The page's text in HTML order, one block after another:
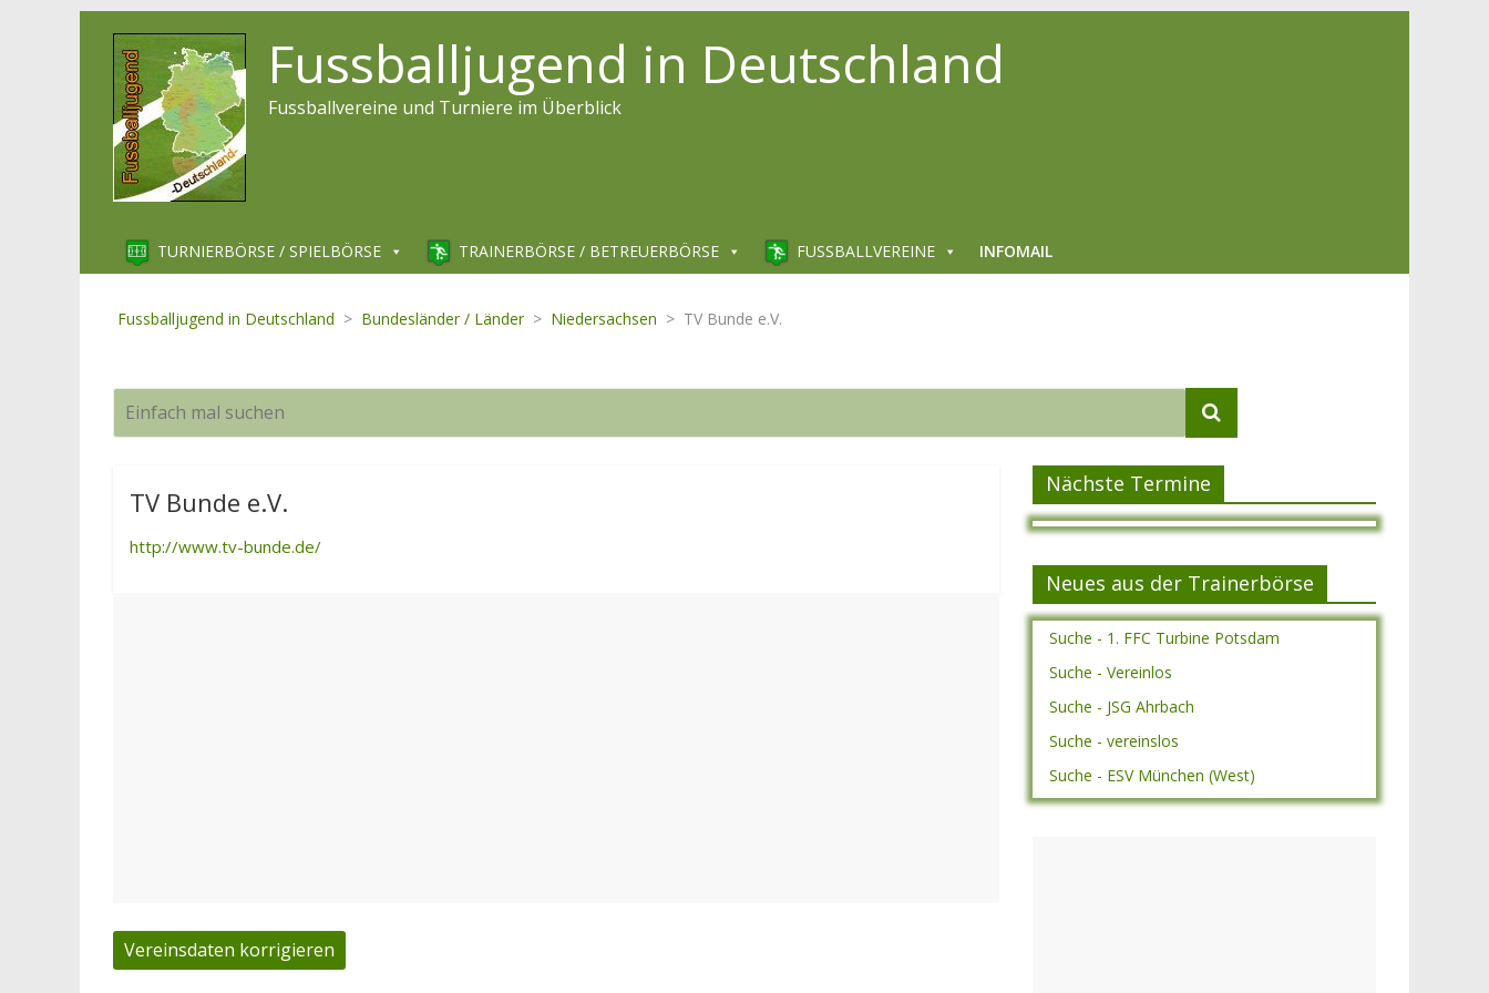
Fussballjugend in Deutschland
Fussballvereine und Turniere im Überblick
TURNIERBÖRSE / SPIELBÖRSE TRAINERBÖRSE / BETREUERBÖRSE FUSSBALLVEREINE INFOMAIL
Fussballjugend in Deutschland > Bundesländer / Länder > Niedersachsen > TV Bunde e.V.
TV Bunde e.V.
http://www.tv-bunde.de/
Vereinsdaten korrigieren
Nächste Termine
Neues aus der Trainerbörse
Suche - 1. FFC Turbine Potsdam
Suche - Vereinlos
Suche - JSG Ahrbach
Suche - vereinslos
Suche - ESV München (West)